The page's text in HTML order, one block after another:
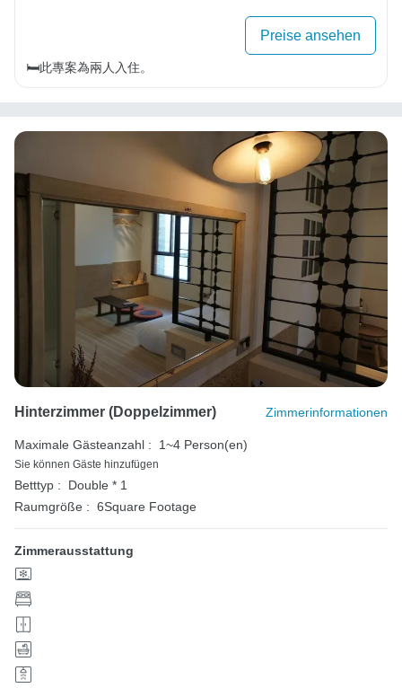
Preise ansehen
🛏️此專案為兩人入住。
Hinterzimmer (Doppelzimmer) Zimmerinformationen
Maximale Gästeanzahl : 1~4 Person(en)
Sie können Gäste hinzufügen
Betttyp :
Double * 1
Raumgröße : 6Square Footage
Zimmerausstattung